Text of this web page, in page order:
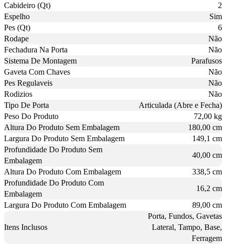
Cabideiro (Qt)
2
Espelho
Sim
Pes (Qt)
6
Rodape
Não
Fechadura Na Porta
Não
Sistema De Montagem
Parafusos
Gaveta Com Chaves
Não
Pes Regulaveis
Não
Rodizios
Não
Tipo De Porta
Articulada (Abre e Fecha)
Peso Do Produto
72,00 kg
Altura Do Produto Sem Embalagem
180,00 cm
Largura Do Produto Sem Embalagem
149,1 cm
Profundidade Do Produto Sem
Embalagem
40,00 cm
Altura Do Produto Com Embalagem
338,5 cm
Profundidade Do Produto Com
Embalagem
16,2 cm
Largura Do Produto Com Embalagem
89,00 cm
Itens Inclusos
Porta, Fundos, Gavetas
Lateral, Tampo, Base,
Ferragem